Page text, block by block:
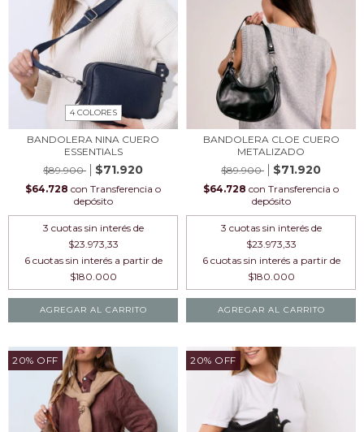
4 COLORES
BANDOLERA NINA CUERO
ESSENTIALS
$89.900
$71.920
$64.728 con Transferencia o
depósito
3 cuotas sin interés de
$23.973,33
AGREGAR AL CARRITO
BANDOLERA CLOE CUERO
METALIZADO
$89.900
$71.920
$64.728 con Transferencia o
depósito
3 cuotas sin interés de
$23.973,33
AGREGAR AL CARRITO
20% OFF 20% OFF